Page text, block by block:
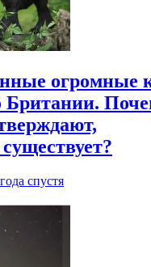
огромные
Британии.
спустя